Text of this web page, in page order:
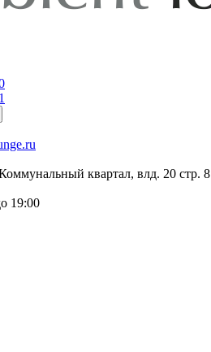
квартал, влд. 20 стр. 8
19:00